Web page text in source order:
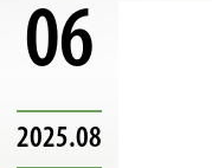
06
2025.08